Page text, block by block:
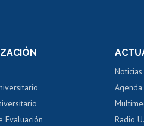
docente
académica
al AUCAI
Evaluación
Noticias
Radio